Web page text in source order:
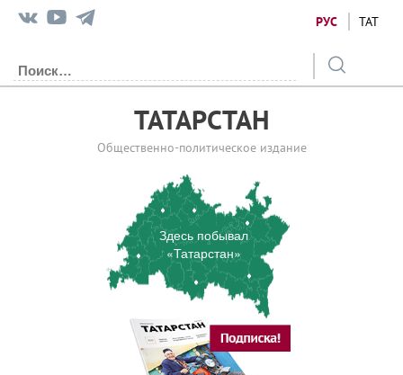
РУС ТАТ
ТАТАРСТАН
Общественно-политическое издание
Здесь побывал
«Татарстан»